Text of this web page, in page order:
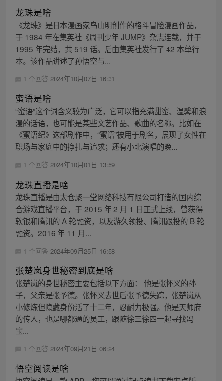
龙珠是啥
《龙珠》是日本漫画家鸟山明创作的格斗冒险漫画作品，
于 1984 年在集英社《周刊少年 JUMP》杂志连载，并于
1995 年完结，共 519 话。后由集英社发行了 42 本单行
本。该作品讲述了孙悟空与...
1 个回答 2024年10月07日 16:31
蜜语是啥
“蜜语”这个词含义较为广泛，它可以指充满甜蜜、温馨和浪
漫的话语，也可能是某些文艺作品、歌曲的名称。比如在
《蜜语纪》这部剧作中，“蜜语”被用于剧名，展现了女性在
职场与家庭中的挣扎与追求；还有小北演唱的晚...
1 个回答 2024年10月01日 13:59
龙珠直播是啥
龙珠直播是由太仓聚一堂网络科技有限公司打造的国内综
合游戏直播平台，于 2015 年 2 月 1 日正式上线，曾获得
软银和腾讯的 A 轮融资，以及游久领投、腾讯跟投的 B 轮
融资。2016 年 11 月...
1 个回答 2024年09月25日 16:58
张楚岚身世秘密到底是啥
张楚岚的身世秘密主要包括以下方面： 他是张怀义的孙
子，父亲是张予德。张怀义去世后张予德失踪，张楚岚从
小修炼但隐藏身份活了十二年，忍耐力极强。他是天师府
的传人，也是哪都通的员工，跟随徐三徐四一起寻找冯
宝...
1 个回答 2024年09月21日 06:24
悟空阅读是啥